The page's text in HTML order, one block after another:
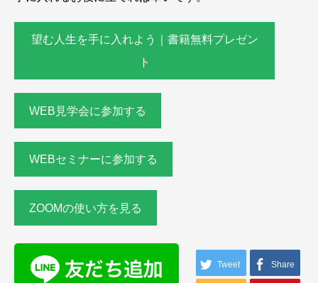
望む人生を手に入れよう｜書籍無料プレゼン
ト
WEB見学会に参加する
WEBセミナーに参加する
ZOOMの使い方を見る
Tweet Share